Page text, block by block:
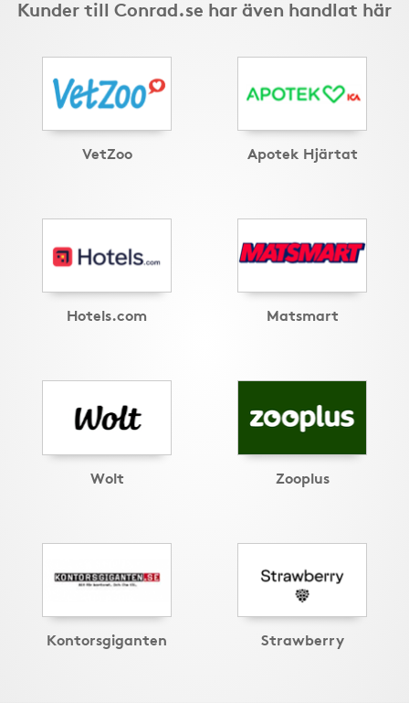
Kunder till Conrad.se har även handlat här
VetZoo Apotek Hjärtat
Hotels.com Matsmart
Wolt Zooplus
Kontorsgiganten Strawberry